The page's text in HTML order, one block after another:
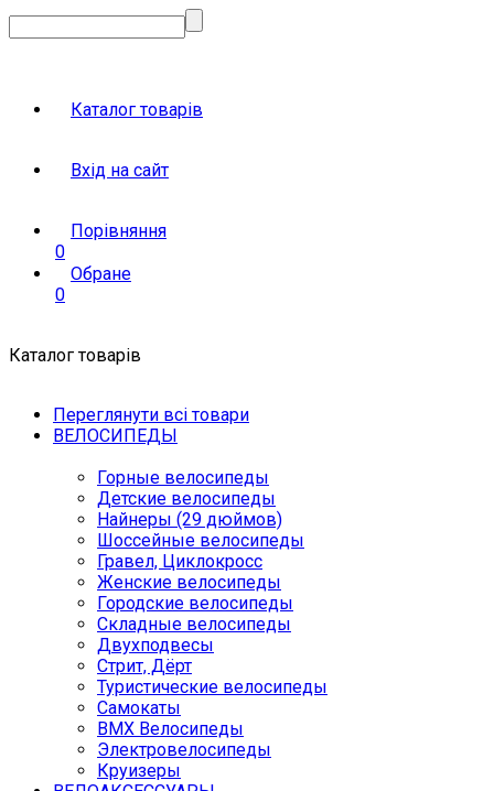
Каталог товарів
Вхід на сайт
Порівняння
0
Обране
0
Каталог товарів
Переглянути всі товари
ВЕЛОСИПЕДЫ
Горные велосипеды
Детские велосипеды
Найнеры (29 дюймов)
Шоссейные велосипеды
Гравел, Циклокросс
Женские велосипеды
Городcкие велосипеды
Складные велосипеды
Двухподвесы
Стрит, Дёрт
Туристические велосипеды
Самокаты
BMX Велосипеды
Электровелосипеды
Круизеры